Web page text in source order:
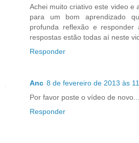
Achei muito criativo este video e
para um bom aprendizado
profunda reflexão e
respostas estão todas aí neste
Responder
Anc 8 de fevereiro de 2013 às
Por favor poste o vídeo de novo...
Responder